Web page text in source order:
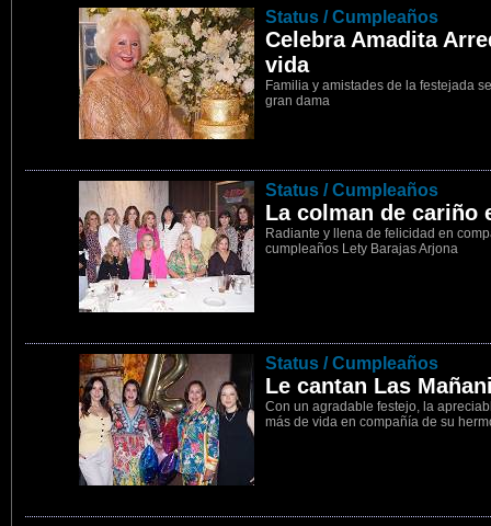
Status / Cumpleaños
Celebra Amadita
vida
Familia y amistades de la festejada
gran dama
Status / Cumpleaños
La colman de cariño
Radiante y llena de felicidad en
cumpleaños Lety Barajas Arjona
Status / Cumpleaños
Le cantan Las
Con un agradable festejo, la
más de vida en compañía de su